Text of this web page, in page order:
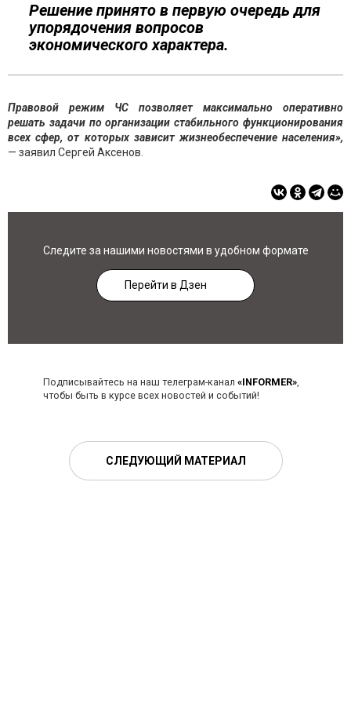
Решение принято в первую очередь для
упорядочения вопросов
экономического характера.
Правовой режим ЧС позволяет максимально оперативно
решать задачи по организации стабильного функционирования
всех сфер, от которых зависит жизнеобеспечение населения»,
— заявил Сергей Аксенов.
Следите за нашими новостями в удобном формате
Перейти в Дзен
Подписывайтесь на наш телеграм-канал «INFORMER»,
чтобы быть в курсе всех новостей и событий!
СЛЕДУЮЩИЙ МАТЕРИАЛ